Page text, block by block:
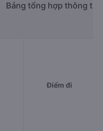
Bảng tổng hợp thông tin
Điểm đi